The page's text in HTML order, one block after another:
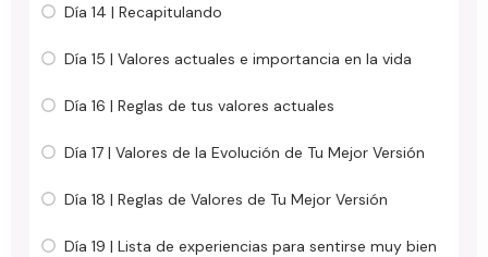
Día 14 | Recapitulando
Día 15 | Valores actuales e importancia en la vida
Día 16 | Reglas de tus valores actuales
Día 17 | Valores de la Evolución de Tu Mejor Versión
Día 18 | Reglas de Valores de Tu Mejor Versión
Día 19 | Lista de experiencias para sentirse muy bien